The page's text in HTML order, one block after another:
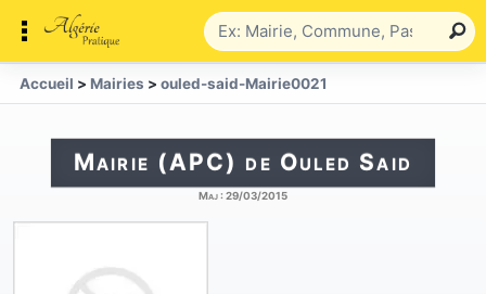
Accueil > Mairies > ouled-said-Mairie0021
Mairie (APC) de Ouled Said
Maj : 29/03/2015